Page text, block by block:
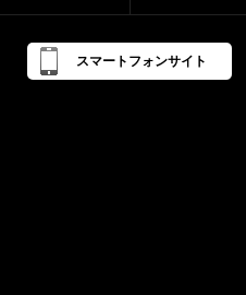
スマートフォンサイト